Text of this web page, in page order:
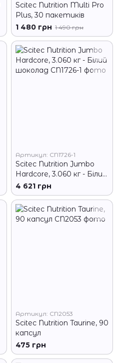
Scitec Nutrition Multi Pro
Plus, 30 пакетиків
1 480 грн 1 490 грн
Артикул: CN1726-1
Scitec Nutrition Jumbo
Hardcore, 3.060 кг - Білий
шоколад
4 621 грн
Артикул: CN2053
Scitec Nutrition Taurine, 90
капсул
475 грн